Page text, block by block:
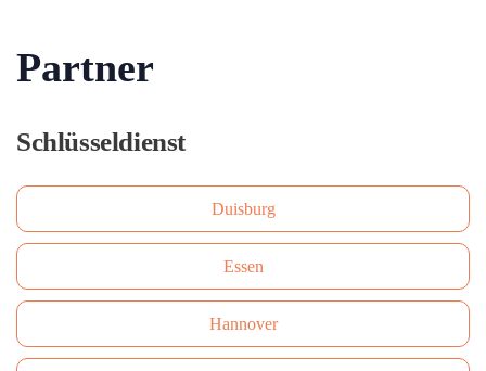
Partner
Schlüsseldienst
Duisburg
Essen
Hannover